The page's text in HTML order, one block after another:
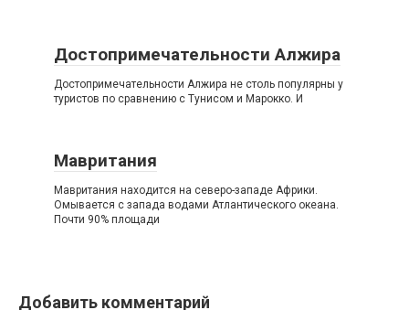
Достопримечательности Алжира
Достопримечательности Алжира не столь популярны у
туристов по сравнению с Тунисом и Марокко. И
Мавритания
Мавритания находится на северо-западе Африки.
Омывается с запада водами Атлантического океана.
Почти 90% площади
Добавить комментарий